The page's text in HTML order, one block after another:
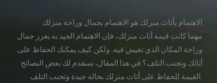
الاهتمام بأثاث منزلك هو الاهتمام بجمال وراحة منزلك
مهما كانت قيمة أثاث منزلك، فإن الاهتمام الجيد به يعزز جمال
وراحة المكان الذي تعيش فيه. ولكن كيف يمكنك الحفاظ على
أثاثك وتجنب التلف؟ في هذا المقال، سنقدم لك بعض النصائح
القيمة للحفاظ على أثاث منزلك بحالة جيدة وتجنب التلف.